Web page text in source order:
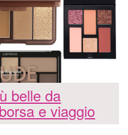
belle da
e viaggio